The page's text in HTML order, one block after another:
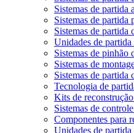
Sistemas de partida
Sistemas de partida
Sistemas de partida
Unidades de
Sistemas de pinhão
Sistemas de
Sistemas de partida
Tecnologia de
Kits de
Sistemas de
Componentes para
Unidades de